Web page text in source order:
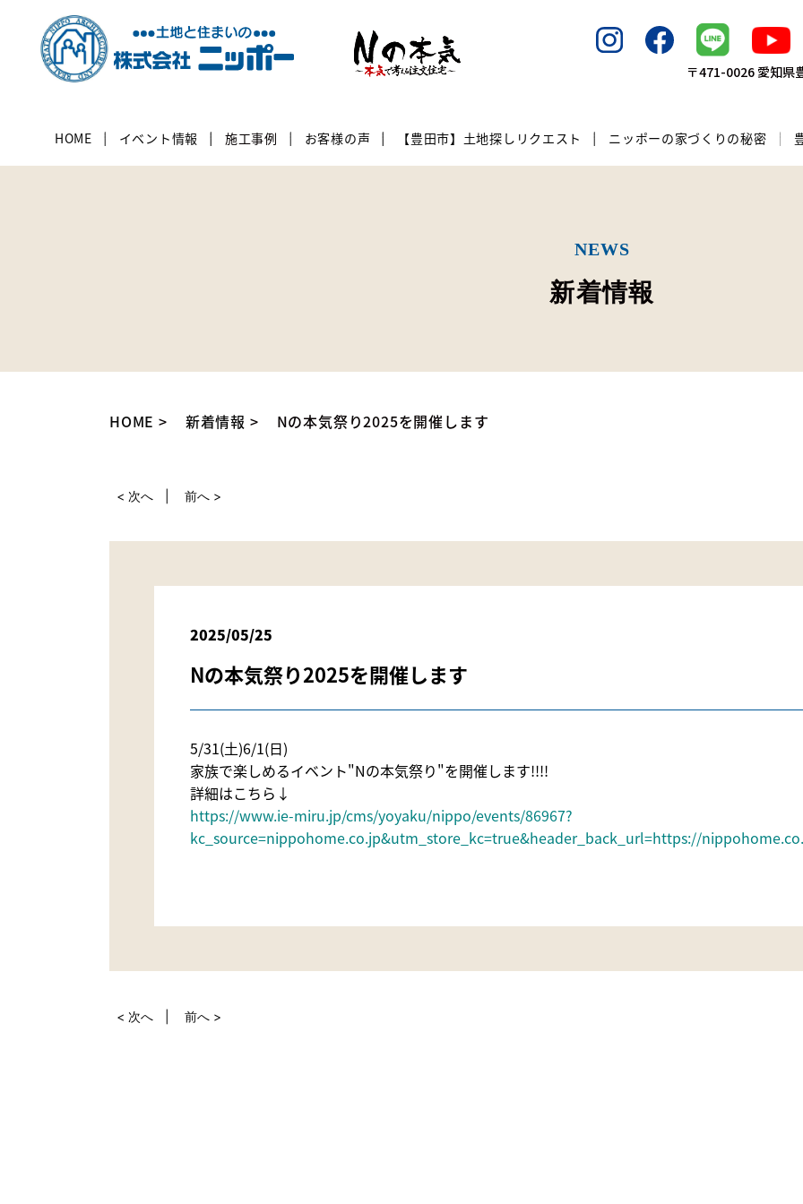
〒471-0026 愛知県
HOME イベント情報 施工事例 お客様の声 【豊田市】土地探しリクエスト ニッポーの家づくりの秘密
NEWS
新着情報
HOME 新着情報 Nの本気祭り2025を開催します
< 次へ 前へ >
2025/05/25
Nの本気祭り2025を開催します
5/31(土)6/1(日)
家族で楽しめるイベント"Nの本気祭り"を開催します!!!!
詳細はこちら↓
https://www.ie-miru.jp/cms/yoyaku/nippo/events/86967?
kc_source=nippohome.co.jp&utm_store_kc=true&header_back_url=https://
< 次へ 前へ >